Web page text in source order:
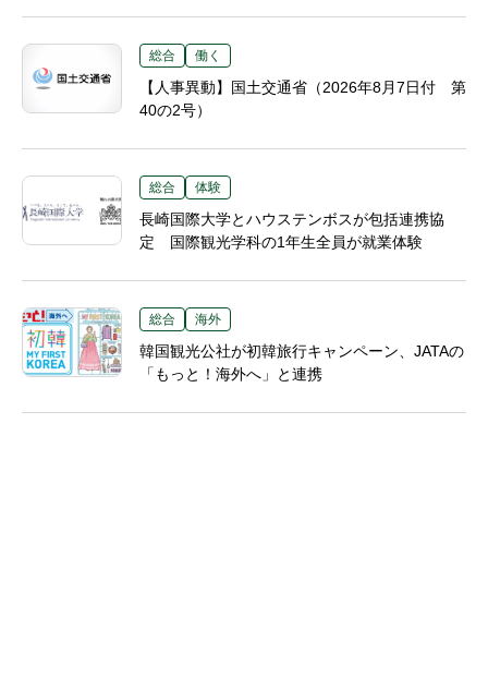
総合 働く
【人事異動】国土交通省（2026年8月7日付 第
40の2号）
総合 体験
長崎国際大学とハウステンボスが包括連携協
定 国際観光学科の1年生全員が就業体験
総合 海外
韓国観光公社が初韓旅行キャンペーン、JATAの
「もっと！海外へ」と連携